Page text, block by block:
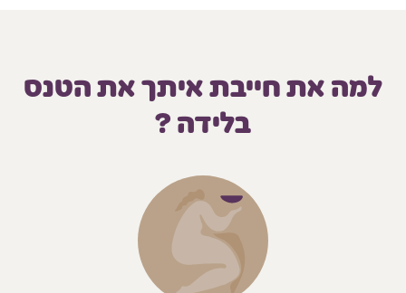
למה את חייבת איתך את הטנס
בלידה ?